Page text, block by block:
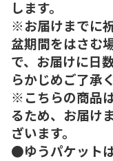
します。
※お届けまでに
盆期間をはさむ
で、お届けに日
らかじめご了承
※こちらの商品
るため、お届け
ざいます。
●ゆうパケット